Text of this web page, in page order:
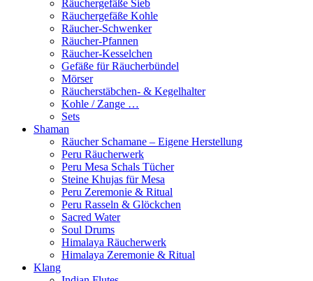
Räuchergefäße Sieb
Räuchergefäße Kohle
Räucher-Schwenker
Räucher-Pfannen
Räucher-Kesselchen
Gefäße für Räucherbündel
Mörser
Räucherstäbchen- & Kegelhalter
Kohle / Zange …
Sets
Shaman
Räucher Schamane – Eigene Herstellung
Peru Räucherwerk
Peru Mesa Schals Tücher
Steine Khujas für Mesa
Peru Zeremonie & Ritual
Peru Rasseln & Glöckchen
Sacred Water
Soul Drums
Himalaya Räucherwerk
Himalaya Zeremonie & Ritual
Klang